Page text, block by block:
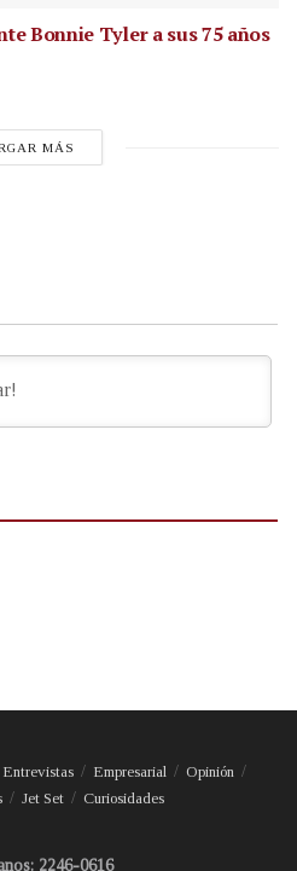
Bonnie Tyler a sus 75 años
MÁS
Entrevistas Empresarial
Opinión
Jet Set Curiosidades
2246-0616